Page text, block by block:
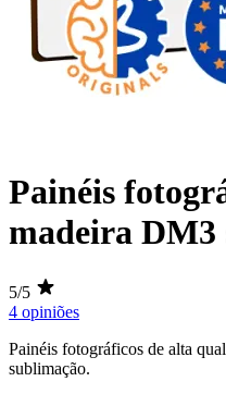
Painéis
madeira DM3
5/5
4 opiniões
Painéis fotográficos de alta
sublimação.